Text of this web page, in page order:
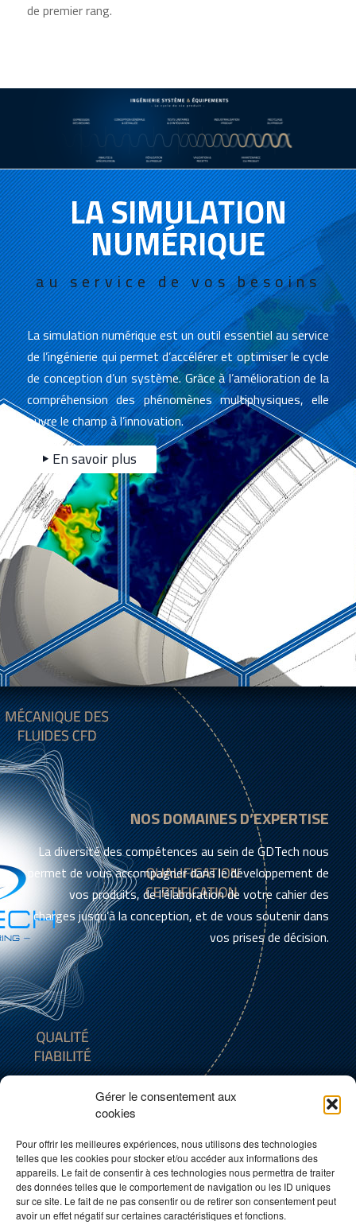
Gérer le consentement aux
cookies
Pour offrir les meilleures expériences, nous utilisons des technologies
telles que les cookies pour stocker et/ou accéder aux informations des
appareils. Le fait de consentir à ces technologies nous permettra de traiter
des données telles que le comportement de navigation ou les ID uniques
sur ce site. Le fait de ne pas consentir ou de retirer son consentement peut
avoir un effet négatif sur certaines caractéristiques et fonctions.
de premier rang.
LA SIMULATION
NUMÉRIQUE
au service de vos besoins
La simulation numérique est un outil essentiel au service
de l’ingénierie qui permet d’accélérer et optimiser le cycle
de conception d’un système. Grâce à l’amélioration de la
compréhension des phénomènes multiphysiques, elle
ouvre le champ à l’innovation.
En savoir plus
NOS DOMAINES D’EXPERTISE
La diversité des compétences au sein de GDTech nous
permet de vous accompagner dans le développement de
vos produits, de l’élaboration de votre cahier des
charges jusqu’à la conception, et de vous soutenir dans
vos prises de décision.
GDTECH RECRUTE DE NOUVEAUX
Notre agence de Bordes en Pyrénées Atlantiques poste
régulièrement des offres d’emploi et de stage.
N’hésitez pas à les consulter et à nous contacter si